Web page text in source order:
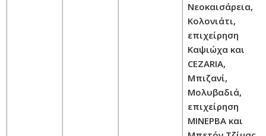
Νεοκαισάρεια,
Κολονιάτι,
επιχείρηση
Καψιώχα και
CEZARIA,
Μπιζανί,
Μολυβαδιά,
επιχείρηση
ΜΙΝΕΡΒΑ και